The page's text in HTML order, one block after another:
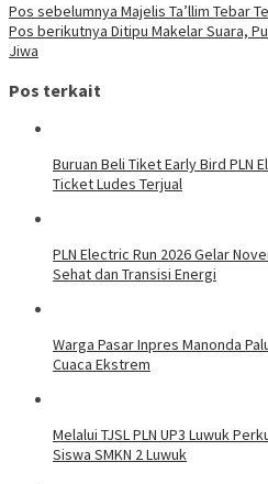
Pos sebelumnya Majelis Ta’llim Tebar
Pos berikutnya Ditipu Makelar Suara,
Jiwa
Pos terkait
Buruan Beli Tiket Early Bird PLN
Ticket Ludes Terjual
PLN Electric Run 2026 Gelar
Sehat dan Transisi Energi
Warga Pasar Inpres Manonda
Cuaca Ekstrem
Melalui TJSL PLN UP3 Luwuk
Siswa SMKN 2 Luwuk